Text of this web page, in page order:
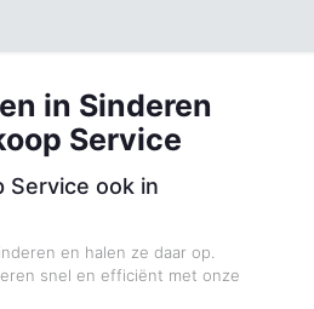
in Sinderen
Service
Service ook in
en halen ze daar op.
snel en efficiënt met onze